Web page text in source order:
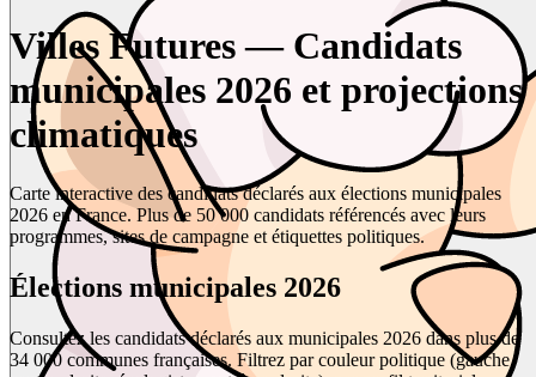
Villes Futures — Candidats
municipales 2026 et projections
climatiques
Carte interactive des candidats déclarés aux élections municipales
2026 en France. Plus de 50 000 candidats référencés avec leurs
programmes, sites de campagne et étiquettes politiques.
Élections municipales 2026
Consultez les candidats déclarés aux municipales 2026 dans plus de
34 000 communes françaises. Filtrez par couleur politique (gauche,